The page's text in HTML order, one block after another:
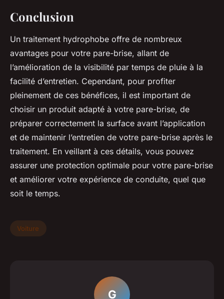
Conclusion
Un traitement hydrophobe offre de nombreux
avantages pour votre pare-brise, allant de
l’amélioration de la visibilité par temps de pluie à la
facilité d’entretien. Cependant, pour profiter
pleinement de ces bénéfices, il est important de
choisir un produit adapté à votre pare-brise, de
préparer correctement la surface avant l’application
et de maintenir l’entretien de votre pare-brise après le
traitement. En veillant à ces détails, vous pouvez
assurer une protection optimale pour votre pare-brise
et améliorer votre expérience de conduite, quel que
soit le temps.
Voiture
G